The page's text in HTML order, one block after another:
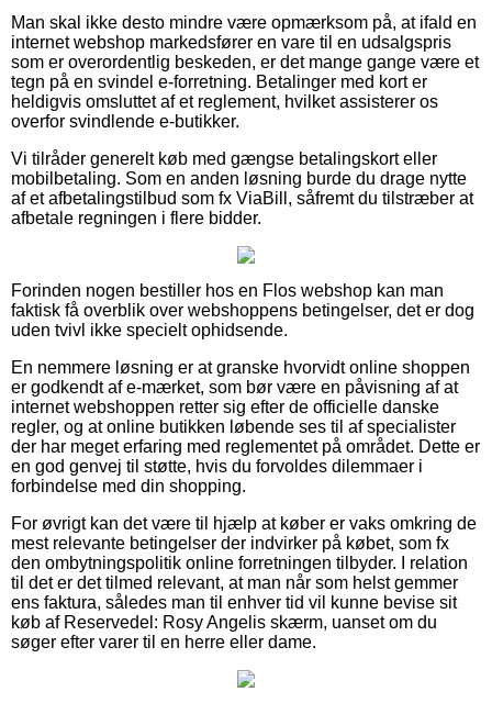
Man skal ikke desto mindre være opmærksom på, at ifald en
internet webshop markedsfører en vare til en udsalgspris
som er overordentlig beskeden, er det mange gange være et
tegn på en svindel e-forretning. Betalinger med kort er
heldigvis omsluttet af et reglement, hvilket assisterer os
overfor svindlende e-butikker.
Vi tilråder generelt køb med gængse betalingskort eller
mobilbetaling. Som en anden løsning burde du drage nytte
af et afbetalingstilbud som fx ViaBill, såfremt du tilstræber at
afbetale regningen i flere bidder.
Forinden nogen bestiller hos en Flos webshop kan man
faktisk få overblik over webshoppens betingelser, det er dog
uden tvivl ikke specielt ophidsende.
En nemmere løsning er at granske hvorvidt online shoppen
er godkendt af e-mærket, som bør være en påvisning af at
internet webshoppen retter sig efter de officielle danske
regler, og at online butikken løbende ses til af specialister
der har meget erfaring med reglementet på området. Dette er
en god genvej til støtte, hvis du forvoldes dilemmaer i
forbindelse med din shopping.
For øvrigt kan det være til hjælp at køber er vaks omkring de
mest relevante betingelser der indvirker på købet, som fx
den ombytningspolitik online forretningen tilbyder. I relation
til det er det tilmed relevant, at man når som helst gemmer
ens faktura, således man til enhver tid vil kunne bevise sit
køb af Reservedel: Rosy Angelis skærm, uanset om du
søger efter varer til en herre eller dame.